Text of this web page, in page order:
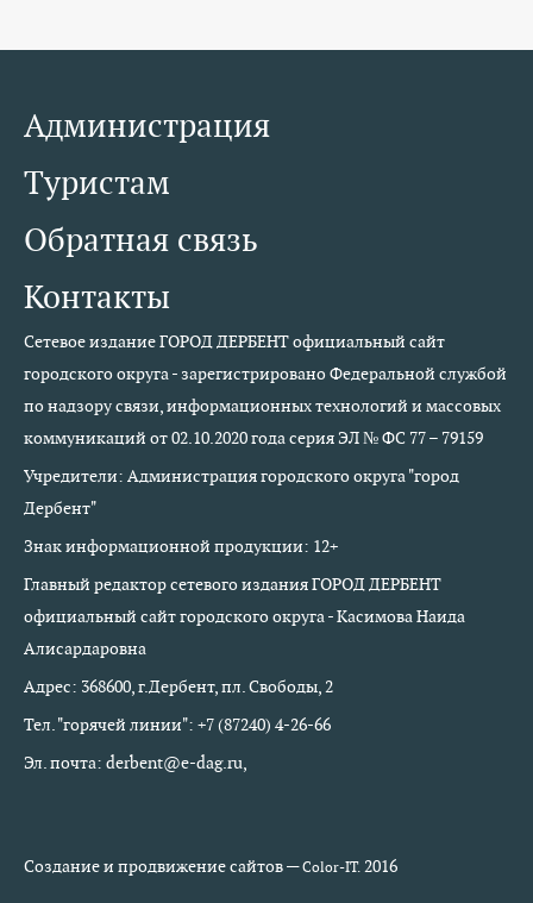
Администрация
Туристам
Обратная связь
Контакты
Сетевое издание ГОРОД ДЕРБЕНТ официальный сайт
городского округа - зарегистрировано Федеральной службой
по надзору связи, информационных технологий и массовых
коммуникаций от 02.10.2020 года серия ЭЛ № ФС 77 – 79159
Учредители: Администрация городского округа "город
Дербент"
Знак информационной продукции: 12+
Главный редактор сетевого издания ГОРОД ДЕРБЕНТ
официальный сайт городского округа - Касимова Наида
Алисардаровна
Адрес: 368600, г.Дербент, пл. Свободы, 2
Тел. "горячей линии": +7 (87240) 4-26-66
Эл. почта: derbent@e-dag.ru,
Создание и продвижение сайтов —Color-IT.2016